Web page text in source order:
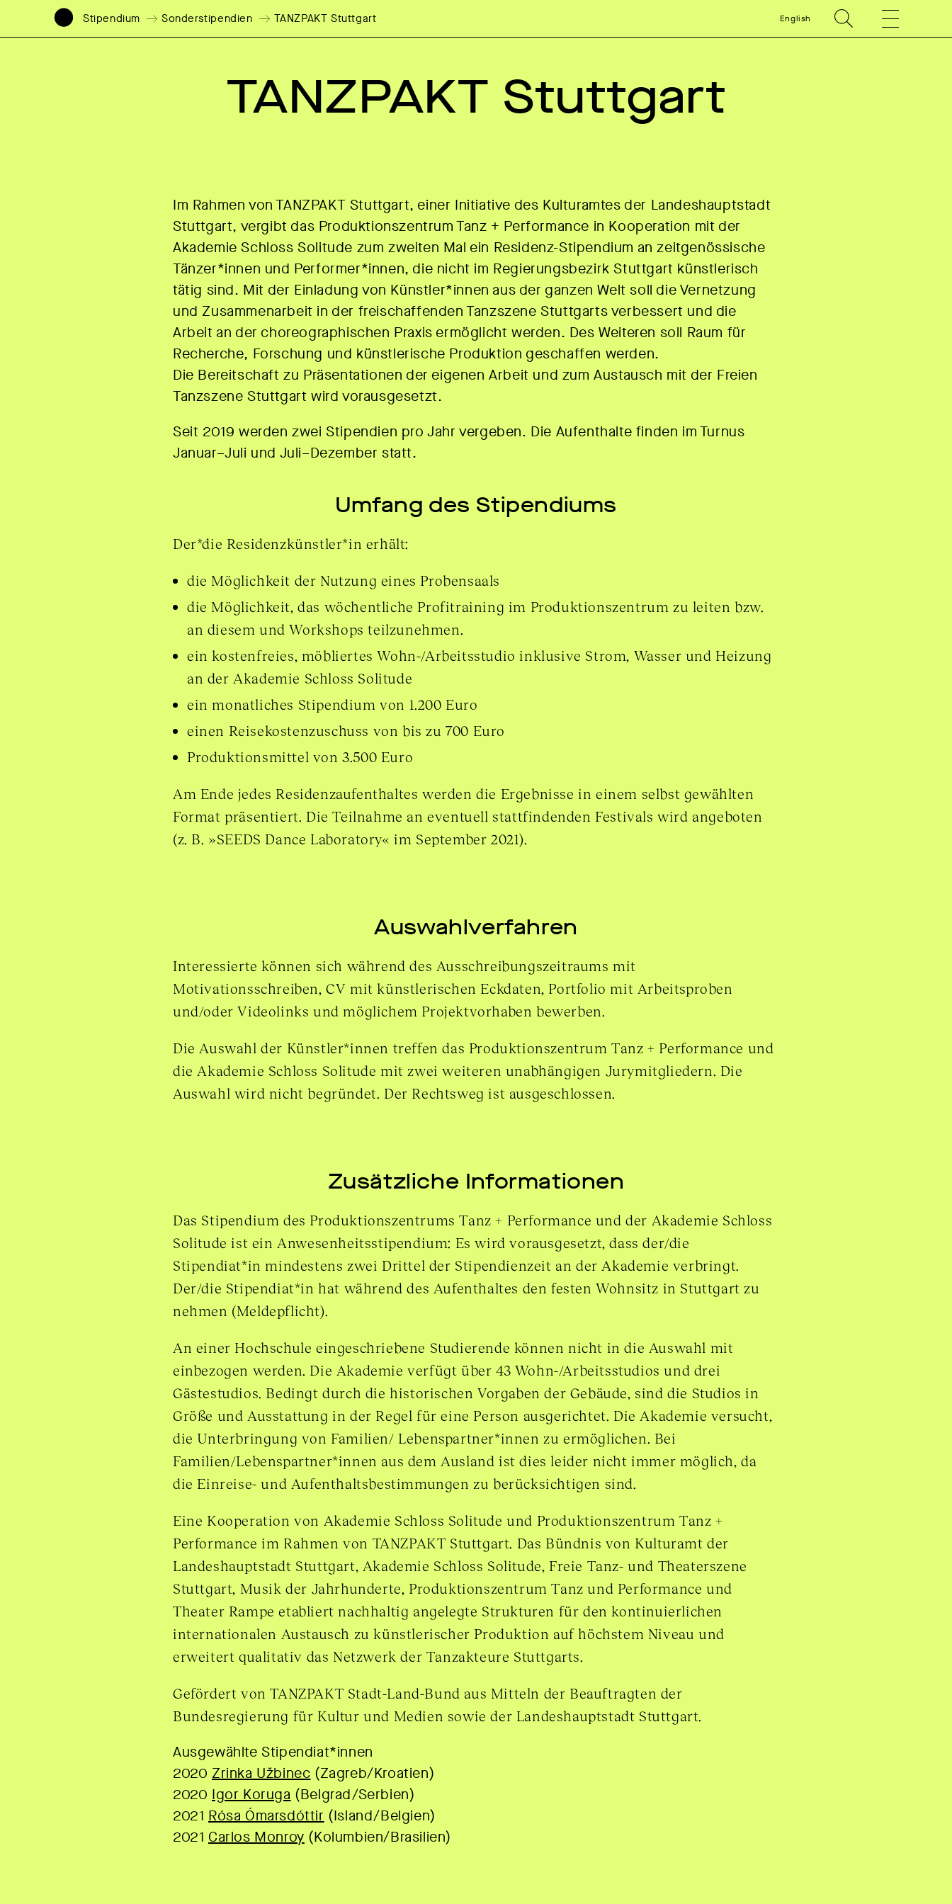
Stipendium Sonderstipendien TANZPAKT Stuttgart English
TANZPAKT Stuttgart
Im Rahmen von TANZPAKT Stuttgart, einer Initiative des Kulturamtes der Landeshauptstadt
Stuttgart, vergibt das Produktionszentrum Tanz + Performance in Kooperation mit der
Akademie Schloss Solitude zum zweiten Mal ein Residenz-Stipendium an zeitgenössische
Tänzer*innen und Performer*innen, die nicht im Regierungsbezirk Stuttgart künstlerisch
tätig sind. Mit der Einladung von Künstler*innen aus der ganzen Welt soll die Vernetzung
und Zusammenarbeit in der freischaffenden Tanzszene Stuttgarts verbessert und die
Arbeit an der choreographischen Praxis ermöglicht werden. Des Weiteren soll Raum für
Recherche, Forschung und künstlerische Produktion geschaffen werden.
Die Bereitschaft zu Präsentationen der eigenen Arbeit und zum Austausch mit der Freien
Tanzszene Stuttgart wird vorausgesetzt.
Seit 2019 werden zwei Stipendien pro Jahr vergeben. Die Aufenthalte finden im Turnus
Januar–Juli und Juli–Dezember statt.
Umfang des Stipendiums
Der*die Residenzkünstler*in erhält:
die Möglichkeit der Nutzung eines Probensaals
die Möglichkeit, das wöchentliche Profitraining im Produktionszentrum zu leiten bzw.
an diesem und Workshops teilzunehmen.
ein kostenfreies, möbliertes Wohn-/Arbeitsstudio inklusive Strom, Wasser und Heizung
an der Akademie Schloss Solitude
ein monatliches Stipendium von 1.200 Euro
einen Reisekostenzuschuss von bis zu 700 Euro
Produktionsmittel von 3.500 Euro
Am Ende jedes Residenzaufenthaltes werden die Ergebnisse in einem selbst gewählten
Format präsentiert. Die Teilnahme an eventuell stattfindenden Festivals wird angeboten
(z. B. »SEEDS Dance Laboratory« im September 2021).
Auswahlverfahren
Interessierte können sich während des Ausschreibungszeitraums mit
Motivationsschreiben, CV mit künstlerischen Eckdaten, Portfolio mit Arbeitsproben
und/oder Videolinks und möglichem Projektvorhaben bewerben.
Die Auswahl der Künstler*innen treffen das Produktionszentrum Tanz + Performance und
die Akademie Schloss Solitude mit zwei weiteren unabhängigen Jurymitgliedern. Die
Auswahl wird nicht begründet. Der Rechtsweg ist ausgeschlossen.
Zusätzliche Informationen
Das Stipendium des Produktionszentrums Tanz + Performance und der Akademie Schloss
Solitude ist ein Anwesenheitsstipendium: Es wird vorausgesetzt, dass der/die
Stipendiat*in mindestens zwei Drittel der Stipendienzeit an der Akademie verbringt.
Der/die Stipendiat*in hat während des Aufenthaltes den festen Wohnsitz in Stuttgart zu
nehmen (Meldepflicht).
An einer Hochschule eingeschriebene Studierende können nicht in die Auswahl mit
einbezogen werden. Die Akademie verfügt über 43 Wohn-/Arbeitsstudios und drei
Gästestudios. Bedingt durch die historischen Vorgaben der Gebäude, sind die Studios in
Größe und Ausstattung in der Regel für eine Person ausgerichtet. Die Akademie versucht,
die Unterbringung von Familien/ Lebenspartner*innen zu ermöglichen. Bei
Familien/Lebenspartner*innen aus dem Ausland ist dies leider nicht immer möglich, da
die Einreise- und Aufenthaltsbestimmungen zu berücksichtigen sind.
Eine Kooperation von Akademie Schloss Solitude und Produktionszentrum Tanz +
Performance im Rahmen von TANZPAKT Stuttgart. Das Bündnis von Kulturamt der
Landeshauptstadt Stuttgart, Akademie Schloss Solitude, Freie Tanz- und Theaterszene
Stuttgart, Musik der Jahrhunderte, Produktionszentrum Tanz und Performance und
Theater Rampe etabliert nachhaltig angelegte Strukturen für den kontinuierlichen
internationalen Austausch zu künstlerischer Produktion auf höchstem Niveau und
erweitert qualitativ das Netzwerk der Tanzakteure Stuttgarts.
Gefördert von TANZPAKT Stadt-Land-Bund aus Mitteln der Beauftragten der
Bundesregierung für Kultur und Medien sowie der Landeshauptstadt Stuttgart.
Ausgewählte Stipendiat*innen
2020 Zrinka Užbinec (Zagreb/Kroatien)
2020 Igor Koruga (Belgrad/Serbien)
2021 Rósa Ómarsdóttir (Island/Belgien)
2021 Carlos Monroy (Kolumbien/Brasilien)